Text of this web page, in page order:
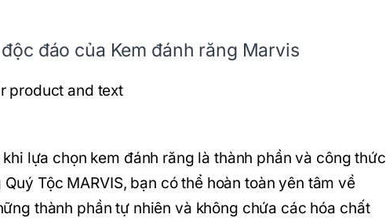
đáo của Kem đánh răng Marvis
lựa chọn kem đánh răng là thành phần và công thức
Tộc MARVIS, bạn có thể hoàn toàn yên tâm về
thành phần tự nhiên và không chứa các hóa chất